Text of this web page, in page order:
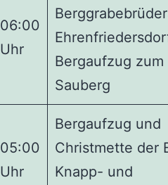
06:00
Uhr
Bergaufzug zum
Sauberg
05:00
Uhr
Bergaufzug und
Christmette der
Knapp- und